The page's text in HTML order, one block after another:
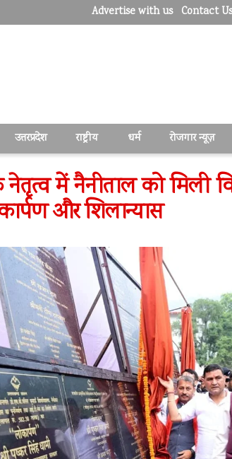
Advertise with us Contact Us
उत्तरप्रदेश राष्ट्रीय धर्म रोजगार न्यूज़
नेतृत्व में नैनीताल को मिली
और शिलान्यास